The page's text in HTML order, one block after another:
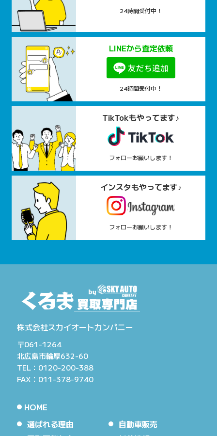
24時間受付中！
LINEから査定依頼
24時間受付中！
TikTokもやってます♪
フォローお願いします！
インスタもやってます♪
フォローお願いします！
株式会社スカイオートカンパニー
〒061-1264
北広島市輪厚632-60
TEL：0120-200-388
FAX：011-378-9740
HOME
選ばれる理由
自動車販売